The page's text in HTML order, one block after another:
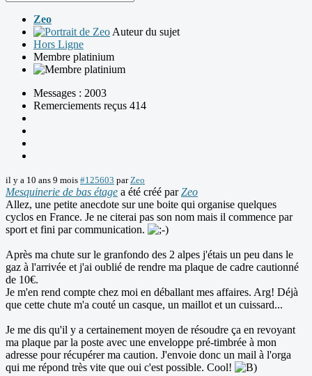
Zeo
Auteur du sujet
Hors Ligne
Membre platinium
Messages : 2003
Remerciements reçus 414
il y a 10 ans 9 mois #125603 parZeo
Mesquinerie de bas étage a été créé parZeo
Allez, une petite anecdote sur une boite qui organise quelques
cyclos en France. Je ne citerai pas son nom mais il commence par
sport et fini par communication.
Après ma chute sur le granfondo des 2 alpes j'étais un peu dans le
gaz à l'arrivée et j'ai oublié de rendre ma plaque de cadre cautionné
de 10€.
Je m'en rend compte chez moi en déballant mes affaires. Arg! Déjà
que cette chute m'a couté un casque, un maillot et un cuissard...
Je me dis qu'il y a certainement moyen de résoudre ça en revoyant
ma plaque par la poste avec une enveloppe pré-timbrée à mon
adresse pour récupérer ma caution. J'envoie donc un mail à l'orga
qui me répond très vite que oui c'est possible. Cool!